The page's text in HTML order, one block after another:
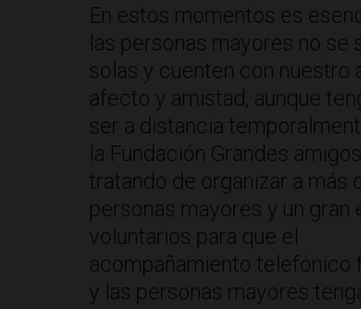
En estos momentos es
las personas mayores no se
solas y cuenten con nuestro
afecto y amistad, aunque
ser a distancia
la Fundación Grandes
tratando de organizar a más
personas mayores y un gran
voluntarios para que el
acompañamiento telefónico
y las personas mayores